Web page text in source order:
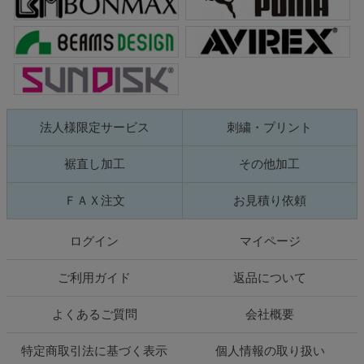
法人様限定サービス 刺繍・プリント
裾直し加工 その他加工
ＦＡＸ注文 お見積り依頼
ログイン マイページ
ご利用ガイド 返品について
よくあるご質問 会社概要
特定商取引法に基づく表示 個人情報の取り扱い